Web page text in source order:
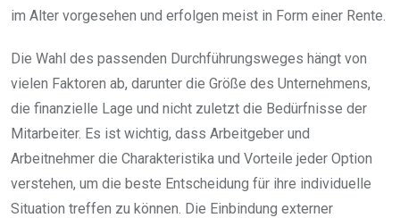
im Alter vorgesehen und erfolgen meist in Form einer Rente.
Die Wahl des passenden Durchführungsweges hängt von
vielen Faktoren ab, darunter die Größe des Unternehmens,
die finanzielle Lage und nicht zuletzt die Bedürfnisse der
Mitarbeiter. Es ist wichtig, dass Arbeitgeber und
Arbeitnehmer die Charakteristika und Vorteile jeder Option
verstehen, um die beste Entscheidung für ihre individuelle
Situation treffen zu können. Die Einbindung externer